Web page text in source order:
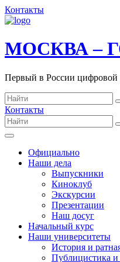
Контакты
МОСКВА –
Первый в России цифровой
Контакты
Официально
Наши дела
Выпускники
Киноклуб
Экскурсии
Презентации
Наш досуг
Начальный курс
Наши университеты
История и
Публицистика и